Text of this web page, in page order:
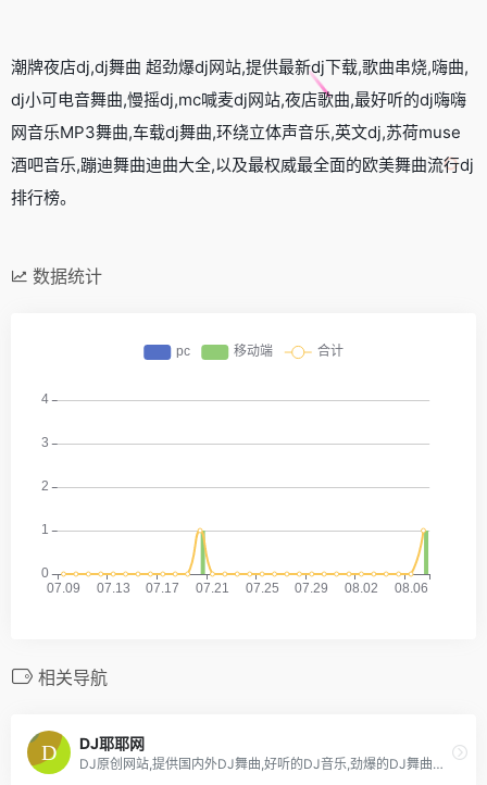
潮牌夜店dj,dj舞曲 超劲爆dj网站,提供最新dj下载,歌曲串烧,嗨曲,
dj小可电音舞曲,慢摇dj,mc喊麦dj网站,夜店歌曲,最好听的dj嗨嗨
网音乐MP3舞曲,车载dj舞曲,环绕立体声音乐,英文dj,苏荷muse
酒吧音乐,蹦迪舞曲迪曲大全,以及最权威最全面的欧美舞曲流行dj
排行榜。
数据统计
相关导航
DJ耶耶网
DJ原创网站,提供国内外DJ舞曲,好听的DJ音乐,劲爆的DJ舞曲音乐MP3免费下载,专业提供DJ嗨嗨网,DJ舞曲,DJ串烧,dj现场,dj慢摇,尽在DJ嗨吧-DJ耶耶网